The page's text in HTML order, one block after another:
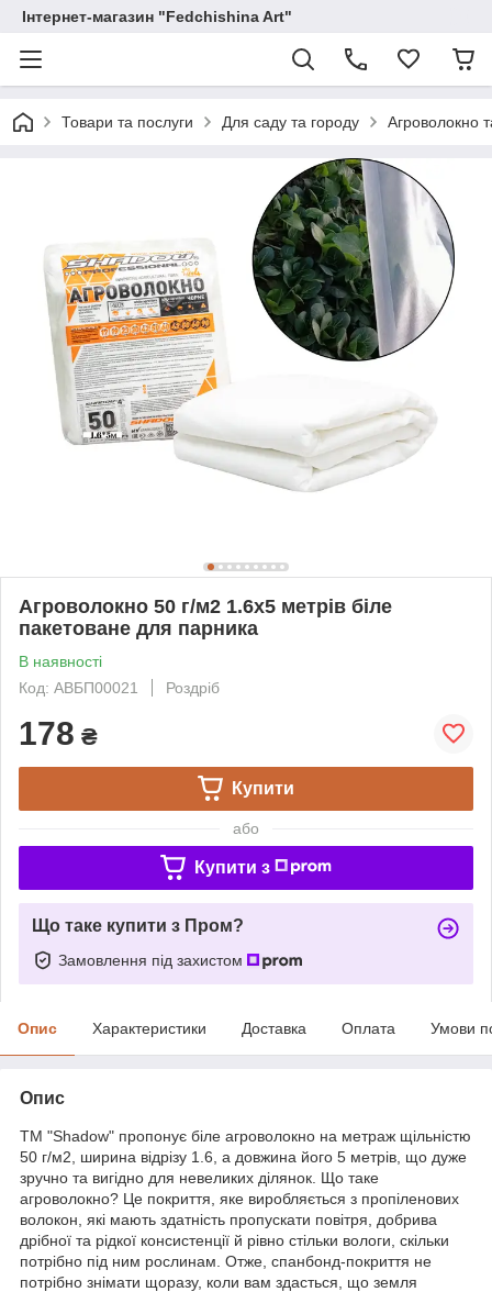
Інтернет-магазин "Fedchishina Art"
Товари та послуги Для саду та городу Агроволокно
Агроволокно 50 г/м2 1.6х5 метрів біле
пакетоване для парника
В наявності
Код: АВБП00021
Роздріб
178 ₴
Купити
або
Купити з
Що таке купити з Пром?
Замовлення під захистом
Опис Характеристики Доставка Оплата Умови
Опис
ТМ "Shadow" пропонує біле агроволокно на метраж щільністю
50 г/м2, ширина відрізу 1.6, а довжина його 5 метрів, що дуже
зручно та вигідно для невеликих ділянок. Що таке
агроволокно? Це покриття, яке виробляється з пропіленових
волокон, які мають здатність пропускати повітря, добрива
дрібної та рідкої консистенції й рівно стільки вологи, скільки
потрібно під ним рослинам. Отже, спанбонд-покриття не
потрібно знімати щоразу, коли вам здасться, що земля